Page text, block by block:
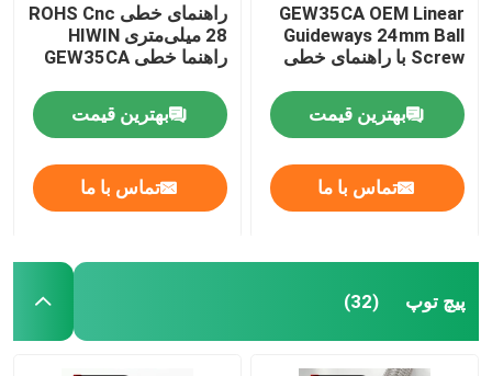
GEW35CA OEM Linear
Guideways 24mm Ball
Screw با راهنمای خطی
بهترین قیمت
تماس با ما
راهنمای خطی ROHS Cnc
28 میلی‌متری HIWIN
راهنما خطی GEW35CA
بهترین قیمت
تماس با ما
پیچ توپ (32)